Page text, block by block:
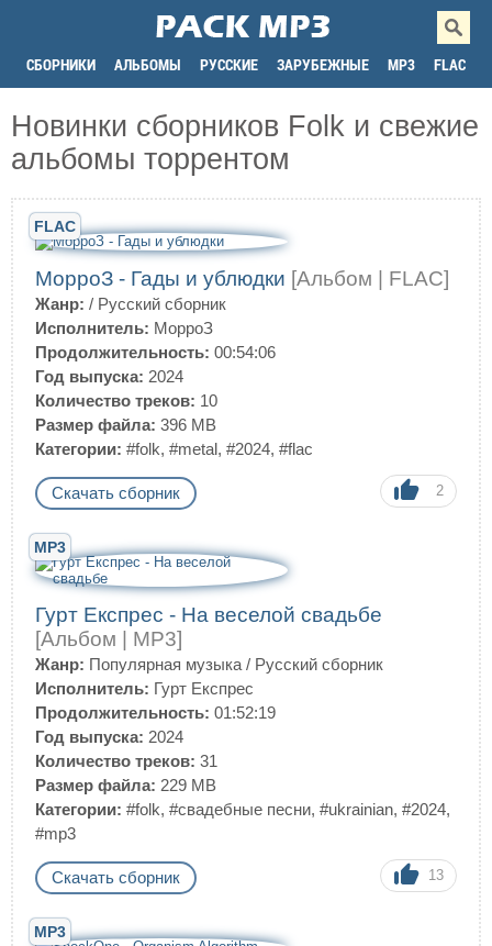
СБОРНИКИ АЛЬБОМЫ РУССКИЕ ЗАРУБЕЖНЫЕ MP3 FLAC
Новинки сборников Folk и свежие
альбомы торрентом
FLAC
МорроЗ - Гады и ублюдки [Альбом | FLAC]
Жанр: / Русский сборник
Исполнитель: МорроЗ
Продолжительность: 00:54:06
Год выпуска: 2024
Количество треков: 10
Размер файла: 396 MB
Категории: #folk, #metal, #2024, #flac
Скачать сборник 2
MP3
Гурт Експрес - На веселой свадьбе
[Альбом | MP3]
Жанр: Популярная музыка / Русский сборник
Исполнитель: Гурт Експрес
Продолжительность: 01:52:19
Год выпуска: 2024
Количество треков: 31
Размер файла: 229 MB
Категории: #folk, #свадебные песни, #ukrainian, #2024,
#mp3
Скачать сборник 13
MP3